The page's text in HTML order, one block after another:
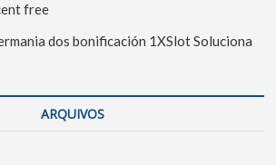
free
dos bonificación 1XSlot Soluciona
ARQUIVOS